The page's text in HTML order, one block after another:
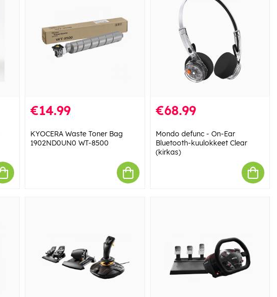
€14.99
KYOCERA Waste Toner Bag
1902ND0UN0 WT-8500
€68.99
Mondo defunc - On-Ear
Bluetooth-kuulokkeet Clear
(kirkas)